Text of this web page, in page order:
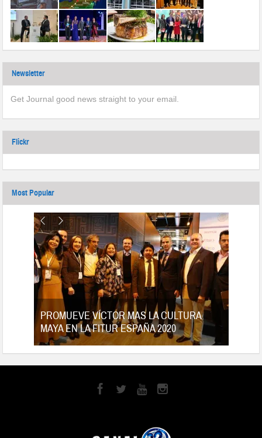
Newsletter
Get Journal good news straight to your email.
Flickr
Most Popular
PROMUEVE VÍCTOR MAS LA CULTURA
MAYA EN LA FITUR ESPAÑA 2020